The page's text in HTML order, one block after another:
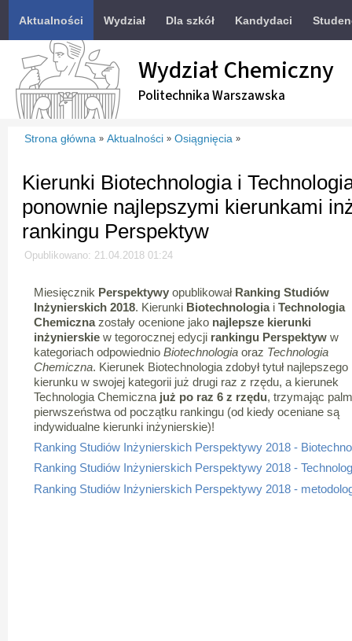
Aktualności Wydział Dla szkół Kandydaci
Wydział Chemiczny
Politechnika Warszawska
Strona główna » Aktualności » Osiągnięcia »
Kierunki Biotechnologia i
ponownie najlepszymi kierunkami
rankingu Perspektyw
Opublikowano: 21.04.2018 01:24
Miesięcznik Perspektywyopublikował Ranking Studiów
Inżynierskich 2018. Kierunki Biotechnologiai Technologia
Chemicznazostały ocenione jako najlepsze kierunki
inżynierskiew tegorocznej edycji rankingu Perspektyww
kategoriach odpowiednio Biotechnologiaoraz Technologia
Chemiczna. Kierunek Biotechnologia zdobył tytuł najlepszego
kierunku w swojej kategorii już drugi raz z rzędu, a kierunek
Technologia Chemiczna już po raz 6 z rzędu, trzymając
pierwszeństwa od początku rankingu (od kiedy oceniane są
indywidualne kierunki inżynierskie)!
Ranking Studiów Inżynierskich Perspektywy 2018 -
Ranking Studiów Inżynierskich Perspektywy 2018 -
Ranking Studiów Inżynierskich Perspektywy 2018 -